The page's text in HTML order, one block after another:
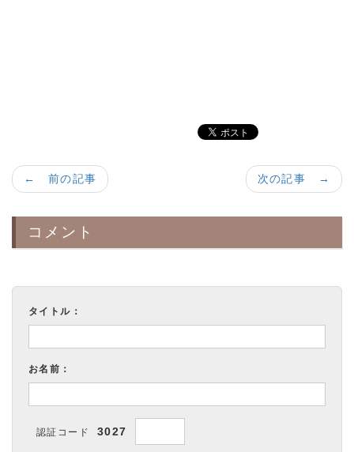
次の記事 →
← 前の記事
コメント
タイトル：
お名前：
認証コード 3027